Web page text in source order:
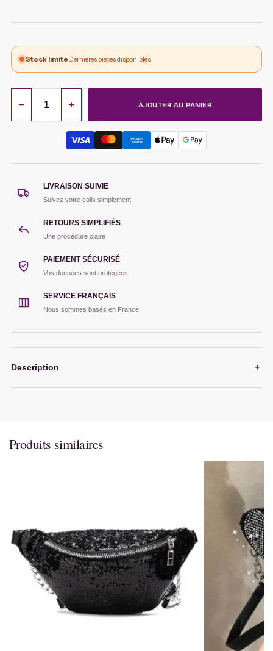
Stock limitéDernières pièces disponibles
− + AJOUTER AU PANIER
LIVRAISON SUIVIE
Suivez votre colis simplement
RETOURS SIMPLIFIÉS
Une procédure claire
PAIEMENT SÉCURISÉ
Vos données sont protégées
SERVICE FRANÇAIS
Nous sommes basés en France
Description +
Produits similaires